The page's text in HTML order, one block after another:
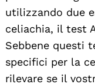
utilizzando due
celiachia, il test
Sebbene questi
specifici per la
rilevare se il